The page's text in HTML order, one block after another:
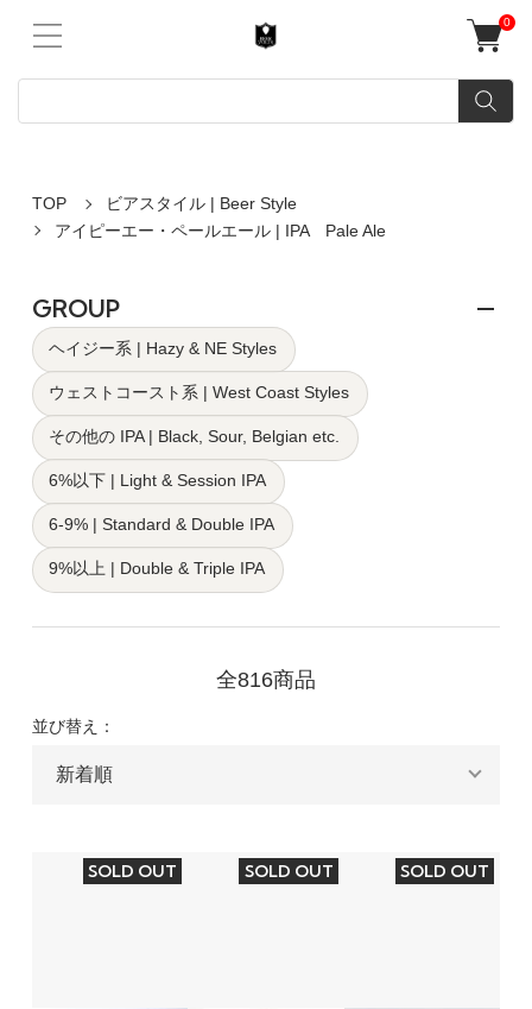
0
TOP
ビアスタイル | Beer Style
アイピーエー・ペールエール | IPA Pale Ale
GROUP
ヘイジー系 | Hazy & NE Styles
ウェストコースト系 | West Coast Styles
その他の IPA | Black, Sour, Belgian etc.
6%以下 | Light & Session IPA
6-9% | Standard & Double IPA
9%以上 | Double & Triple IPA
全816商品
並び替え：
SOLD OUT SOLD OUT SOLD OUT